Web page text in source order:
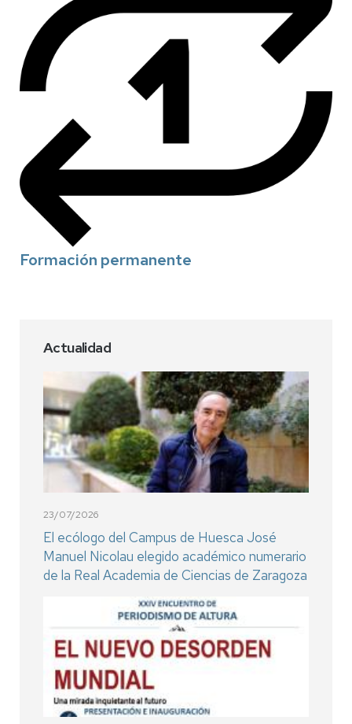
Formación permanente
Actualidad
23/07/2026
El ecólogo del Campus de Huesca José
Manuel Nicolau elegido académico numerario
de la Real Academia de Ciencias de Zaragoza